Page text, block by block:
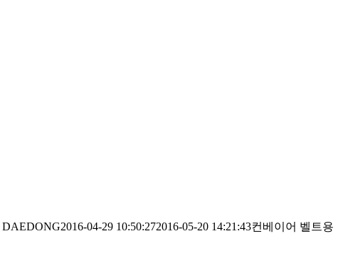
DAEDONG2016-04-29 10:50:272016-05-20 14:21:43컨베이어 벨트용